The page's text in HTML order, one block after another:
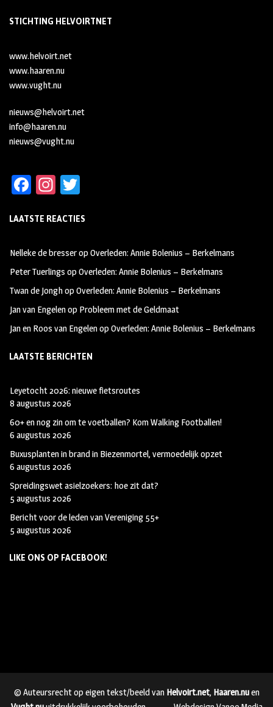
STICHTING HELVOIRTNET
www.helvoirt.net
www.haaren.nu
www.vught.nu
nieuws@helvoirt.net
info@haaren.nu
nieuws@vught.nu
Fa
b
oo
k
In
ag
m
tt
LAATSTE REACTIES
Nelleke de bresseropOverleden: Annie Bolenius – Berkelmans
Peter Tuerlings opOverleden: Annie Bolenius – Berkelmans
Twan de JonghopOverleden: Annie Bolenius – Berkelmans
Jan van Engelenop Probleem met de Geldmaat
Jan en Roos van EngelenopOverleden: Annie Bolenius – Berkelmans
LAATSTE BERICHTEN
Leyetocht 2026: nieuwe fietsroutes
8 augustus 2026
60+ en nog zin om te voetballen? Kom Walking Footballen!
6 augustus 2026
Buxusplanten in brand in Biezenmortel, vermoedelijk opzet
6 augustus 2026
Spreidingswet asielzoekers: hoe zit dat?
5 augustus 2026
Bericht voor de leden van Vereniging 55+
5 augustus 2026
LIKE ONS OP FACEBOOK!
© Auteursrecht op eigen tekst/beeld van Helvoirt.net, Haaren.nuen